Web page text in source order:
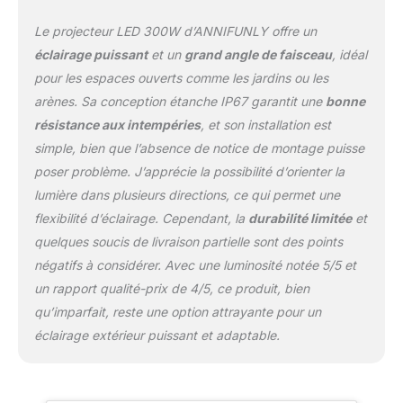
son support, vous
pouvez personnaliser la
zone d'éclairage. Le
support flexible ajustable
à 180° facilite
l'installation, que ce soit
au plafond, sur un mur
ou éclairant depuis le sol.
Conception de
Dissipation Thermique
Améliorée - Comparé
aux spot led extérieur
ordinaires, notre
conception de
dissipateur thermique en
alliage d'aluminium
Le projecteur LED 300W d’ANNIFUNLY offre un
éclairage puissantet un grand angle de faisceau, idéal
pour les espaces ouverts comme les jardins ou les
arènes. Sa conception étanche IP67 garantit une bonne
résistance aux intempéries, et son installation est
simple, bien que l’absence de notice de montage puisse
poser problème. J’apprécie la possibilité d’orienter la
lumière dans plusieurs directions, ce qui permet une
flexibilité d’éclairage. Cependant, la durabilité limitéeet
quelques soucis de livraison partielle sont des points
négatifs à considérer. Avec une luminosité notée 5/5 et
un rapport qualité-prix de 4/5, ce produit, bien
qu’imparfait, reste une option attrayante pour un
éclairage extérieur puissant et adaptable.